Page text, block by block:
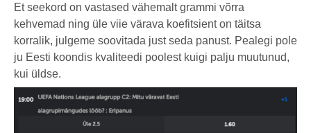
Et seekord on vastased vähemalt grammi võrra
kehvemad ning üle viie värava koefitsient on täitsa
korralik, julgeme soovitada just seda panust. Pealegi pole
ju Eesti koondis kvaliteedi poolest kuigi palju muutunud,
kui üldse.